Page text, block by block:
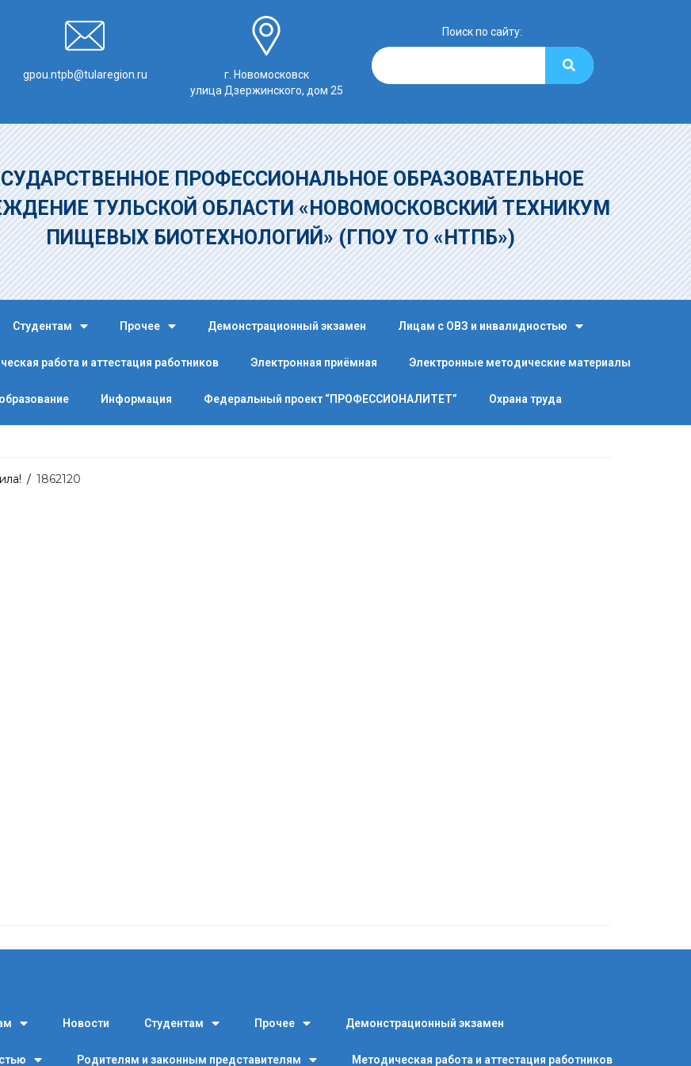
gpou.ntpb@tularegion.ru
г. Новомосковск
улица Дзержинского, дом 25
Поиск по сайту:
ПРОФЕССИОНАЛЬНОЕ ОБРАЗОВАТЕЛЬНОЕ
ТУЛЬСКОЙ ОБЛАСТИ «НОВОМОСКОВСКИЙ ТЕХНИКУМ
ПИЩЕВЫХ БИОТЕХНОЛОГИЙ» (ГПОУ ТО «НТПБ»)
Студентам Прочее Демонстрационный экзамен Лицам с ОВЗ и инвалидностью
работа и аттестация работников Электронная приёмная Электронные методические материалы
Информация Федеральный проект “ПРОФЕССИОНАЛИТЕТ” Охрана труда
/ 1862120
Новости Студентам Прочее Демонстрационный экзамен
Родителям и законным представителям Методическая работа и аттестация работников